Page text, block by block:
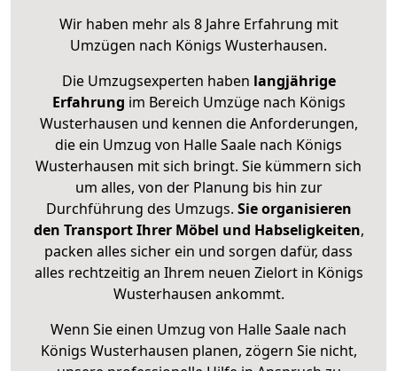
Wir haben mehr als 8 Jahre Erfahrung mit
Umzügen nach Königs Wusterhausen.
Die Umzugsexperten haben langjährige
Erfahrung im Bereich Umzüge nach Königs
Wusterhausen und kennen die Anforderungen,
die ein Umzug von Halle Saale nach Königs
Wusterhausen mit sich bringt. Sie kümmern sich
um alles, von der Planung bis hin zur
Durchführung des Umzugs. Sie organisieren
den Transport Ihrer Möbel und Habseligkeiten,
packen alles sicher ein und sorgen dafür, dass
alles rechtzeitig an Ihrem neuen Zielort in Königs
Wusterhausen ankommt.
Wenn Sie einen Umzug von Halle Saale nach
Königs Wusterhausen planen, zögern Sie nicht,